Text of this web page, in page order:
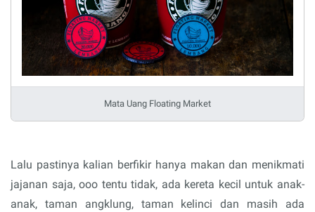
Mata Uang Floating Market
Lalu pastinya kalian berfikir hanya makan dan menikmati
jajanan saja, ooo tentu tidak, ada kereta kecil untuk anak-
anak, taman angklung, taman kelinci dan masih ada